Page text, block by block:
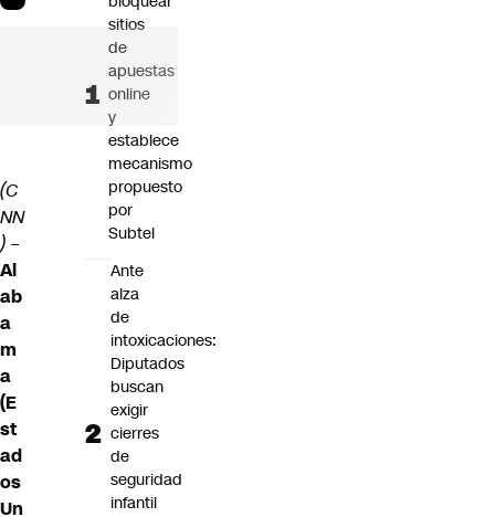
(C
NN
) –
Al
ab
a
m
a
(E
st
ad
os
Un
sitios
de
apuestas
online
y
establece
mecanismo
propuesto
por
Subtel
Ante
alza
de
intoxicaciones:
Diputados
buscan
exigir
cierres
de
seguridad
infantil